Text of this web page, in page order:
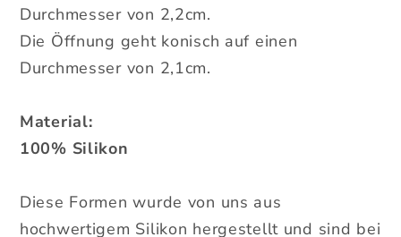
Durchmesser von 2,2cm.
Die Öffnung geht konisch auf einen
Durchmesser von 2,1cm.
Material:
100% Silikon
Diese Formen wurde von uns aus
hochwertigem Silikon hergestellt und sind bei